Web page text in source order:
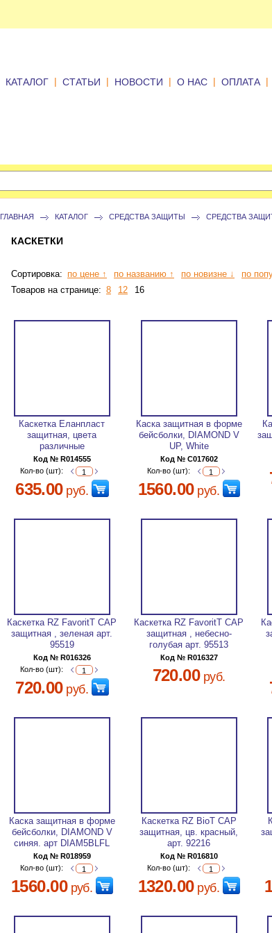
КАТАЛОГ | СТАТЬИ | НОВОСТИ | О НАС | ОПЛАТА |
ГЛАВНАЯ КАТАЛОГ СРЕДСТВА ЗАЩИТЫ СРЕДСТВА
КАСКЕТКИ
Сортировка: по цене ↑ по названию ↑ по новизне ↓
по
Товаров на странице: 8 12 16
Каскетка Еланпласт
защитная, цвета
различные
Код № R014555
Кол-во (шт):
635.00руб.
Каска защитная в форме
бейсболки, DIAMOND V
UP, White
Код № C017602
Кол-во (шт):
1560.00руб.
Каскетка RZ FavoritT CAP
защитная , зеленая арт.
95519
Код № R016326
Кол-во (шт):
720.00руб.
Каскетка RZ FavoritT CAP
защитная , небесно-
голубая арт. 95513
Код № R016327
720.00руб.
Каска защитная в форме
бейсболки, DIAMOND V
синяя. арт DIAM5BLFL
Код № R018959
Кол-во (шт):
1560.00руб.
Каскетка RZ BioT CAP
защитная, цв. красный,
арт. 92216
Код № R016810
Кол-во (шт):
1320.00руб.